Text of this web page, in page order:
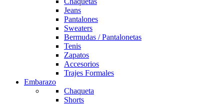
Jeans
Pantalones
Sweaters
Bermudas / Pantalonetas
Tenis
Zapatos
Accesorios
Trajes Formales
Embarazo
Chaqueta
Shorts